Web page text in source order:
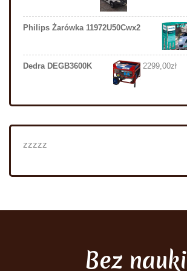
Philips Żarówka 11972U50Cwx2
Dedra DEGB3600K 2299,00zł
zzzzz
Bez nauki